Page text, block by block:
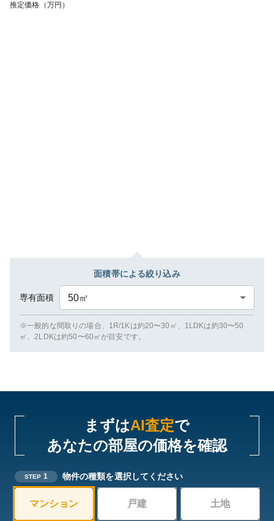
推定価格（万円）
面積帯による絞り込み
専有面積 50㎡
※一般的な間取りの場合、1R/1Kは約20〜30㎡、1LDKは約30〜50
㎡、2LDKは約50〜60㎡が目安です。
まずはAI査定で
あなたの部屋の価格を確認
STEP 1 物件の種類を選択してください
マンション 戸建 土地